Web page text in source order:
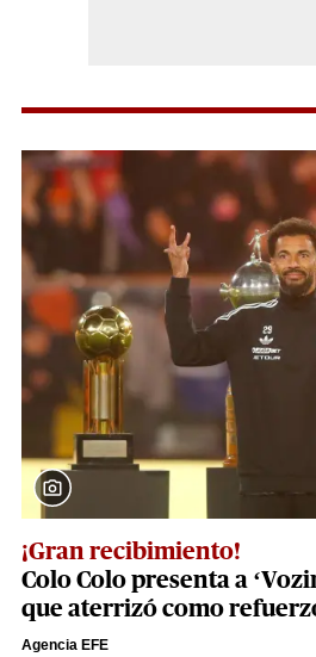
¡Gran recibimiento!
Colo Colo presenta a
que aterrizó como
Agencia EFE